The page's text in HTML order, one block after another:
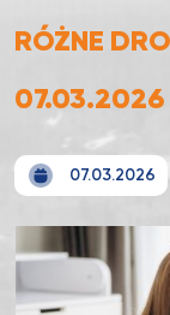
RÓŻNE
07.03.2026
07.03.2026